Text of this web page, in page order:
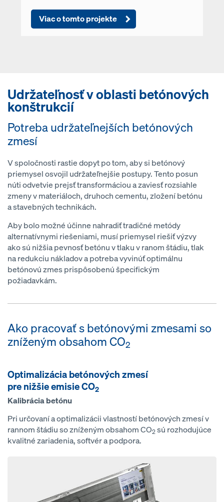
Viac o tomto projekte
Udržateľnosť v oblasti betónových
konštrukcií
Potreba udržateľnejších betónových
zmesí
V spoločnosti rastie dopyt po tom, aby si betónový
priemysel osvojil udržateľnejšie postupy. Tento posun
núti odvetvie prejsť transformáciou a zaviesť rozsiahle
zmeny v materiáloch, druhoch cementu, zložení betónu
a stavebných technikách.
Aby bolo možné účinne nahradiť tradičné metódy
alternatívnymi riešeniami, musí priemysel riešiť výzvy
ako sú nižšia pevnosť betónu v tlaku v ranom štádiu, tlak
na redukciu nákladov a potreba vyvinúť optimálnu
betónovú zmes prispôsobenú špecifickým
požiadavkám.
Ako pracovať s betónovými zmesami so
zníženým obsahom CO2
Optimalizácia betónových zmesí
pre nižšie emisie CO2
Kalibrácia betónu
Pri určovaní a optimalizácii vlastností betónových zmesí v
rannom štádiu so zníženým obsahom CO2 sú rozhodujúce
kvalitné zariadenia, softvér a podpora.